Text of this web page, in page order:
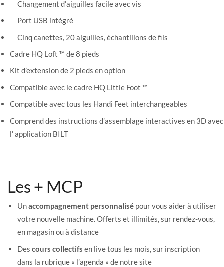
Changement d’aiguilles facile avec vis
Port USB intégré
Cinq canettes, 20 aiguilles, échantillons de fils
Cadre HQ Loft ™ de 8 pieds
Kit d’extension de 2 pieds en option
Compatible avec le cadre HQ Little Foot ™
Compatible avec tous les Handi Feet interchangeables
Comprend des instructions d’assemblage interactives en 3D avec
l’ application BILT
Les + MCP
Unaccompagnement personnalisé pour vous aider à utiliser
votre nouvelle machine. Offerts et illimités, sur rendez-vous,
en magasin ou à distance
Des cours collectifs en live tous les mois, sur inscription
dans la rubrique « l’agenda » de notre site